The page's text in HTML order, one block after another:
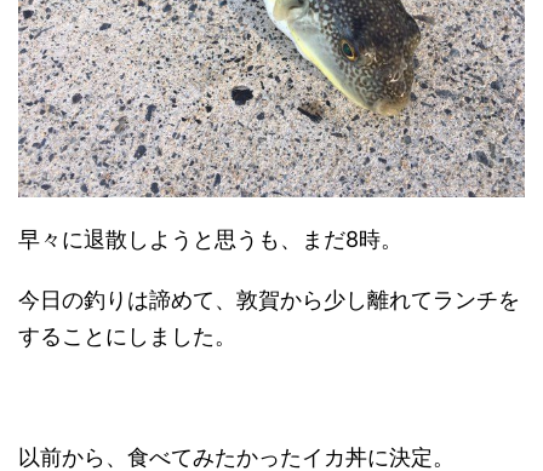
早々に退散しようと思うも、まだ8時。
今日の釣りは諦めて、敦賀から少し離れてランチを
することにしました。
以前から、食べてみたかったイカ丼に決定。